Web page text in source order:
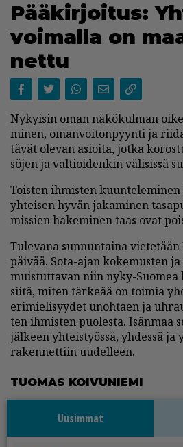
Pää­kir­joi­tus:
voi­mal­la on
net­tu
Ny­kyi­sin oman nä­kö­kul­man
mi­nen, oman­voi­ton­pyyn­ti ja
tä­vät ole­van asi­oi­ta, jot­ka
sö­jen ja val­ti­oi­den­kin vä­li­sis­sä
Tois­ten ih­mis­ten
yh­tei­sen hy­vän ja­ka­mi­nen
mis­sien ha­ke­mi­nen taas ovat
Tu­le­va­na sun­nun­tai­na
päi­vää. Sota-ajan ko­ke­mus­ten
muis­tut­ta­van niin nyky-
sii­tä, mi­ten tär­ke­ää on toi­mia
eri­mie­li­syy­det unoh­ta­en ja
ten ih­mis­ten puo­les­ta. Isän­maa
jäl­keen yh­teis­työs­sä, yh­des­sä ja
ra­ken­net­tiin uu­del­leen.
TUO­MAS KOI­VU­NIE­MI
Uusimmat